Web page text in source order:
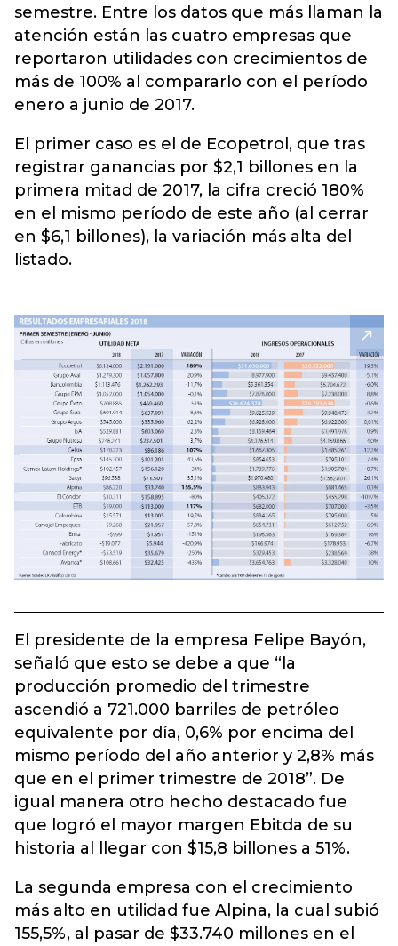
semestre. Entre los datos que más llaman la
atención están las cuatro empresas que
reportaron utilidades con crecimientos de
más de 100% al compararlo con el período
enero a junio de 2017.
El primer caso es el de Ecopetrol, que tras
registrar ganancias por $2,1 billones en la
primera mitad de 2017, la cifra creció 180%
en el mismo período de este año (al cerrar
en $6,1 billones), la variación más alta del
listado.
El presidente de la empresa Felipe Bayón,
señaló que esto se debe a que “la
producción promedio del trimestre
ascendió a 721.000 barriles de petróleo
equivalente por día, 0,6% por encima del
mismo período del año anterior y 2,8% más
que en el primer trimestre de 2018”. De
igual manera otro hecho destacado fue
que logró el mayor margen Ebitda de su
historia al llegar con $15,8 billones a 51%.
La segunda empresa con el crecimiento
más alto en utilidad fue Alpina, la cual subió
155,5%, al pasar de $33.740 millones en el